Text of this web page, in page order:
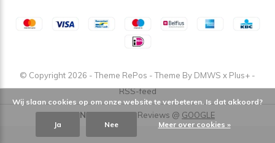
© Copyright 2026 - Theme RePos - Theme By DMWS x Plus+ -
RSS-feed
COCINELLA/5-4,9Reviews @ GOOGLE
Wij slaan cookies op om onze website te verbeteren. Is dat akkoord?
Ja Nee Meer over cookies »